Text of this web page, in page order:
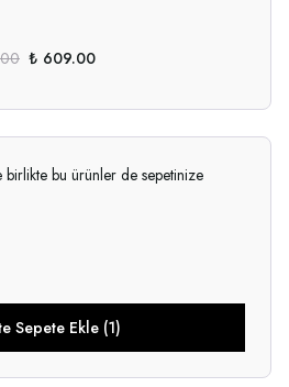
₺ 609.00
bu ürünler de sepetinize
Sepete Ekle (1)